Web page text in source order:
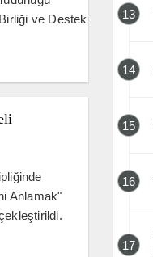
ve Destek
Anlamak"
13
14
15
16
17